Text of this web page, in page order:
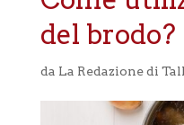
del brodo?
da La Redazione di